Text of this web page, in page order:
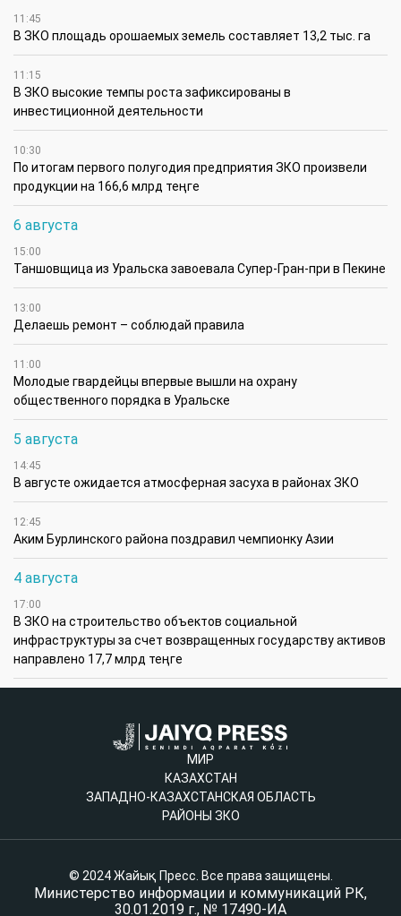
11:45
В ЗКО площадь орошаемых земель составляет 13,2 тыс. га
11:15
В ЗКО высокие темпы роста зафиксированы в
инвестиционной деятельности
10:30
По итогам первого полугодия предприятия ЗКО произвели
продукции на 166,6 млрд теңге
6 августа
15:00
Таншовщица из Уральска завоевала Супер-Гран-при в Пекине
13:00
Делаешь ремонт – соблюдай правила
11:00
Молодые гвардейцы впервые вышли на охрану
общественного порядка в Уральске
5 августа
14:45
В августе ожидается атмосферная засуха в районах ЗКО
12:45
Аким Бурлинского района поздравил чемпионку Азии
4 августа
17:00
В ЗКО на строительство объектов социальной
инфраструктуры за счет возвращенных государству активов
направлено 17,7 млрд теңге
МИР
КАЗАХСТАН
ЗАПАДНО-КАЗАХСТАНСКАЯ ОБЛАСТЬ
РАЙОНЫ ЗКО
© 2024 Жайық Пресс. Все права защищены.
Министерство информации и коммуникаций РК,
30.01.2019 г., № 17490-ИА